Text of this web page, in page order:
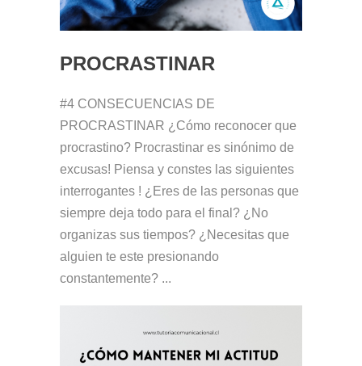
PROCRASTINAR
#4 CONSECUENCIAS DE
PROCRASTINAR ¿Cómo reconocer que
procrastino? Procrastinar es sinónimo de
excusas! Piensa y constes las siguientes
interrogantes ! ¿Eres de las personas que
siempre deja todo para el final? ¿No
organizas sus tiempos? ¿Necesitas que
alguien te este presionando
constantemente? ...